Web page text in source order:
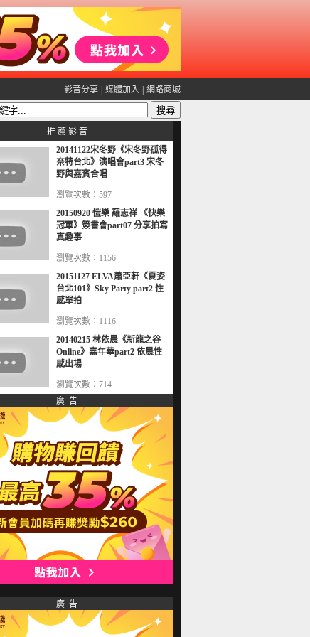
影音分享 媒體加入 網路商城
推 薦 影 音
20141122宋冬野《宋冬野孤得
奈特台北》演唱會part3 宋冬
野與嘉賓合唱
瀏覽次數：597
20150920 愷樂 羅志祥 《快樂
冠軍》簽書會part07 分享拍寫
真趣事
瀏覽次數：1156
20151127 ELVA蕭亞軒《夏姿
台北101》Sky Party part2 性
感單拍
瀏覽次數：1116
20140215 林依晨《新龍之谷
Online》嘉年華part2 依晨性
感出場
瀏覽次數：714
廣 告
廣 告